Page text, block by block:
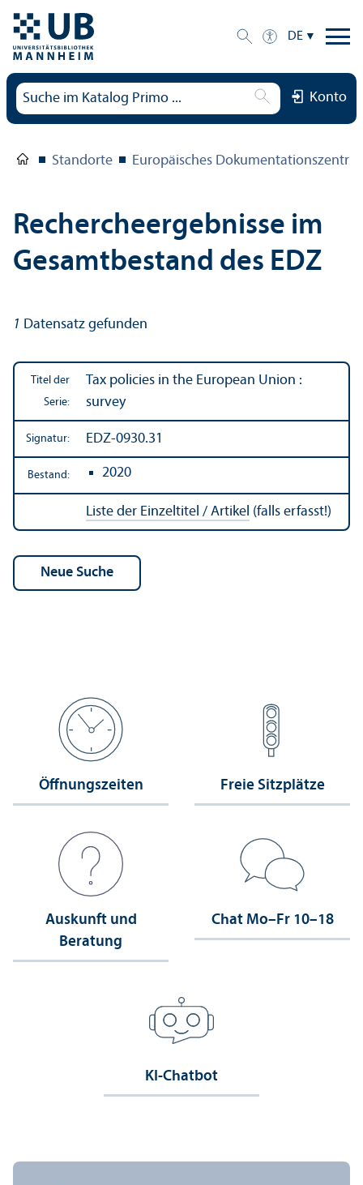
DE
Konto
Standorte Europäisches
Rechercheergebnisse im
Gesamtbestand des EDZ
1 Datensatz gefunden
Titel der
Serie:
Tax policies in the European Union :
survey
Signatur: EDZ-0930.31
Bestand: 2020
Liste der Einzeltitel / Artikel (falls erfasst!)
Öffnungs­zeiten Freie Sitzplätze
Auskunft und
Beratung
Chat Mo–Fr 10–18
KI-Chatbot